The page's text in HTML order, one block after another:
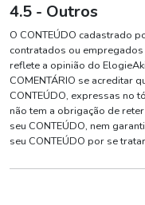
4.5 - Outros
O CONTEÚDO cadastrado
contratados ou
reflete a opinião do
COMENTÁRIO se acreditar
CONTEÚDO, expressas no
não tem a obrigação de
seu CONTEÚDO, nem
seu CONTEÚDO por se